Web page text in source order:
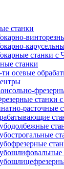
станки
станки с
станки
ти осевые
станки
расточные